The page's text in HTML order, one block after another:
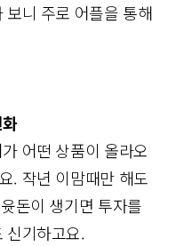
니 주로 어플을 통해
어떤 상품이 올라오
. 작년 이맘때만 해도
돈이 생기면 투자를
신기하고요.